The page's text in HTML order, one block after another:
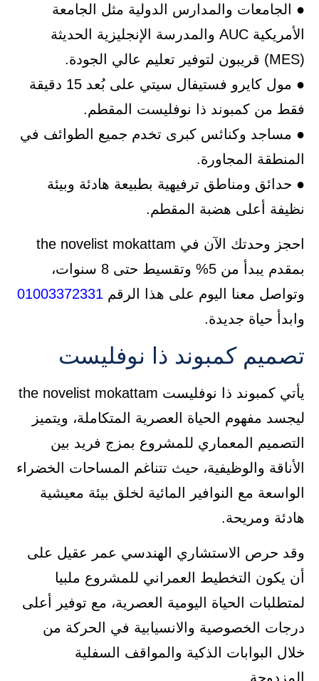
● الجامعات والمدارس الدولية مثل الجامعة
الأمريكية AUC والمدرسة الإنجليزية الحديثة
(MES) قريبون لتوفير تعليم عالي الجودة.
● مول كايرو فستيفال سيتي على بُعد 15 دقيقة
فقط من كمبوند ذا نوفليست المقطم.
● مساجد وكنائس كبرى تخدم جميع الطوائف في
المنطقة المجاورة.
● حدائق ومناطق ترفيهية بطبيعة هادئة وبيئة
نظيفة أعلى هضبة المقطم.
احجز وحدتك الآن في the novelist mokattam
بمقدم يبدأ من 5% وتقسيط حتى 8 سنوات،
وتواصل معنا اليوم على هذا الرقم 01003372331
وابدأ حياة جديدة.
تصميم كمبوند ذا نوفليست
يأتي كمبوند ذا نوفليست the novelist mokattam
ليجسد مفهوم الحياة العصرية المتكاملة، ويتميز
التصميم المعماري للمشروع بمزج فريد بين
الأناقة والوظيفية، حيث تتناغم المساحات الخضراء
الواسعة مع النوافير المائية لخلق بيئة معيشية
هادئة ومريحة.
وقد حرص الاستشاري الهندسي عمر عقيل على
أن يكون التخطيط العمراني للمشروع ملبيا
لمتطلبات الحياة اليومية العصرية، مع توفير أعلى
درجات الخصوصية والانسيابية في الحركة من
خلال البوابات الذكية والمواقف السفلية
المزدوجة.